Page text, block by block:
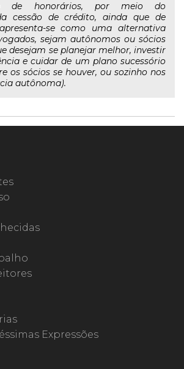
de honorários, por meio do
cessão de crédito, ainda que de
se como uma alternativa
sejam autônomos ou sócios
desejam se planejar melhor, investir
e cuidar de um plano sucessório
os sócios se houver, ou sozinho nos
autônoma).
Expressões